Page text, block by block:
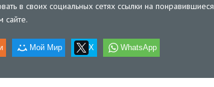
в своих социальных сетях ссылки на понравившиеся
сайте.
Мой Мир X WhatsApp